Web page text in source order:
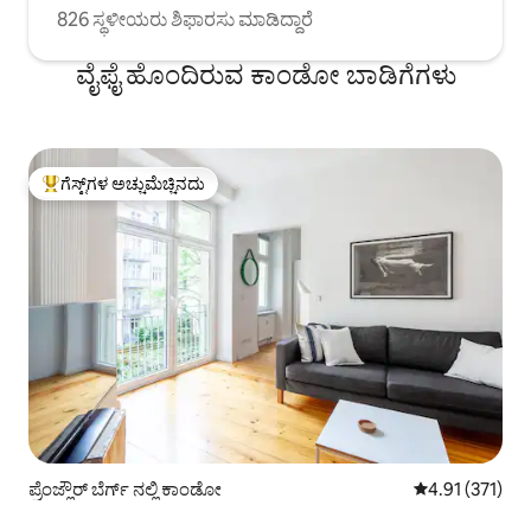
826 ಸ್ಥಳೀಯರು ಶಿಫಾರಸು ಮಾಡಿದ್ದಾರೆ
ವೈಫೈ ಹೊಂದಿರುವ ಕಾಂಡೋ ಬಾಡಿಗೆಗಳು
ಗೆಸ್ಟ್‌ಗಳಿಗೆ ಅತಿ ಹೆಚ್ಚು ಅಚ್ಚುಮೆಚ್ಚಿನದು
ಗೆಸ್ಟ್‌ಗಳ ಅಚ್ಚುಮೆಚ್ಚಿನದು
ಪ್ರೆಂಜ್ಲೌರ್ ಬೆರ್ಗ್ ನಲ್ಲಿ ಕಾಂಡೋ 5 ರಲ್ಲಿ 4.91
4.91 (371)